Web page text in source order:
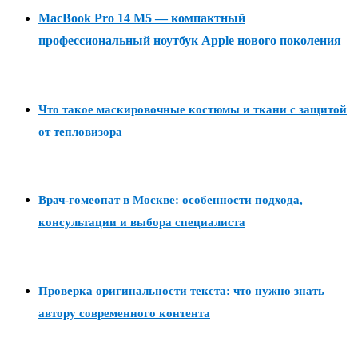
MacBook Pro 14 M5 — компактный
профессиональный ноутбук Apple нового поколения
Что такое маскировочные костюмы и ткани с защитой
от тепловизора
Врач-гомеопат в Москве: особенности подхода,
консультации и выбора специалиста
Проверка оригинальности текста: что нужно знать
автору современного контента